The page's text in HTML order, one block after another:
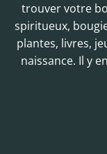
trouver votre
spiritueux,
plantes, livres,
naissance. Il y